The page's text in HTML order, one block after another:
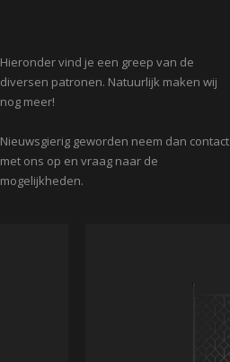
Hieronder vind je een greep van de
diversen patronen. Natuurlijk maken wij
nog meer!
Nieuwsgierig geworden neem dan contact
met ons op en vraag naar de
mogelijkheden.